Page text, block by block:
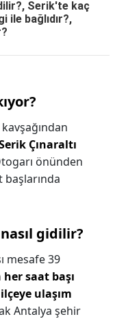
Serik'te kaç
ile bağlıdır?,
Çınaraltı
önünden
gidilir?
mesafe 39
saat başı
ulaşım
Antalya şehir